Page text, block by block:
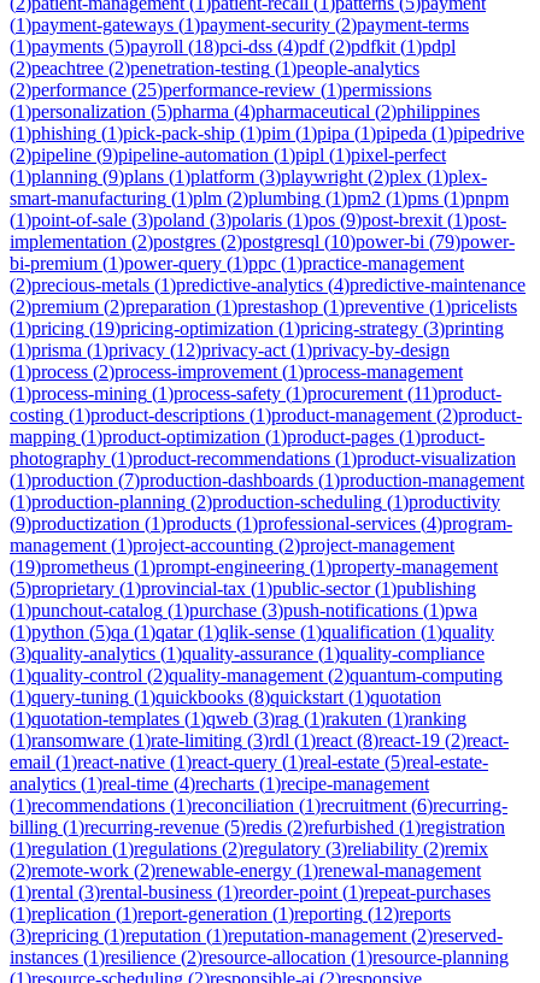
(1)payment-gateways (1)payment-security (2)payment-terms
(1)payments (5)payroll (18)pci-dss (4)pdf(2)pdfkit (1)pdpl
(2)peachtree (2)penetration-testing (1)people-analytics
(2)performance (25)performance-review (1)permissions
(1)personalization (5)pharma (4)pharmaceutical (2)philippines
(1)phishing (1)pick-pack-ship (1)pim (1)pipa (1)pipeda (1)pipedrive
(2)pipeline (9)pipeline-automation (1)pipl (1)pixel-perfect
(1)planning (9)plans (1)platform (3)playwright (2)plex (1)plex-
smart-manufacturing (1)plm (2)plumbing (1)pm2 (1)pms (1)pnpm
(1)point-of-sale (3)poland (3)polaris (1)pos (9)post-brexit (1)post-
implementation (2)postgres (2)postgresql (10)power-bi (79)power-
bi-premium (1)power-query (1)ppc (1)practice-management
(2)precious-metals (1)predictive-analytics (4)predictive-maintenance
(2)premium (2)preparation (1)prestashop (1)preventive (1)pricelists
(1)pricing (19)pricing-optimization (1)pricing-strategy (3)printing
(1)prisma (1)privacy (12)privacy-act (1)privacy-by-design
(1)process (2)process-improvement (1)process-management
(1)process-mining (1)process-safety (1)procurement (11)product-
costing (1)product-descriptions (1)product-management (2)product-
mapping (1)product-optimization (1)product-pages (1)product-
photography (1)product-recommendations (1)product-visualization
(1)production (7)production-dashboards (1)production-management
(1)production-planning (2)production-scheduling (1)productivity
(9)productization (1)products (1)professional-services (4)program-
management (1)project-accounting (2)project-management
(19)prometheus (1)prompt-engineering (1)property-management
(5)proprietary (1)provincial-tax (1)public-sector(1)publishing
(1)punchout-catalog (1)purchase (3)push-notifications (1)pwa
(1)python (5)qa (1)qatar(1)qlik-sense (1)qualification (1)quality
(3)quality-analytics (1)quality-assurance (1)quality-compliance
(1)quality-control (2)quality-management (2)quantum-computing
(1)query-tuning (1)quickbooks (8)quickstart (1)quotation
(1)quotation-templates (1)qweb (3)rag (1)rakuten (1)ranking
(1)ransomware (1)rate-limiting (3)rdl (1)react (8)react-19 (2)react-
email (1)react-native (1)react-query (1)real-estate (5)real-estate-
analytics (1)real-time (4)recharts (1)recipe-management
(1)recommendations (1)reconciliation (1)recruitment (6)recurring-
billing (1)recurring-revenue (5)redis (2)refurbished (1)registration
(1)regulation (1)regulations (2)regulatory (3)reliability (2)remix
(2)remote-work (2)renewable-energy (1)renewal-management
(1)rental (3)rental-business (1)reorder-point (1)repeat-purchases
(1)replication (1)report-generation (1)reporting (12)reports
(3)repricing (1)reputation (1)reputation-management (2)reserved-
instances (1)resilience (2)resource-allocation (1)resource-planning
(1)resource-scheduling (2)responsible-ai (2)responsive